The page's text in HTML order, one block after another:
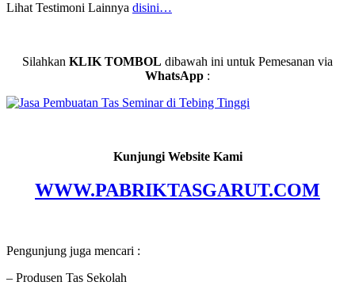
Lihat Testimoni Lainnya disini…
Silahkan KLIK TOMBOL dibawah ini untuk Pemesanan via
WhatsApp :
Kunjungi Website Kami
WWW.PABRIKTASGARUT.COM
Pengunjung juga mencari :
– Produsen Tas Sekolah